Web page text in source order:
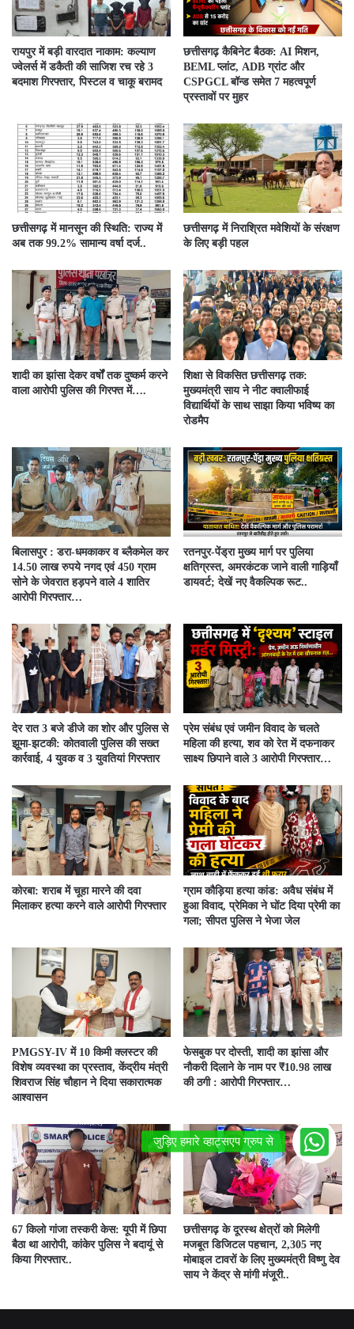
रायपुर में बड़ी वारदात नाकाम: कल्याण
ज्वेलर्स में डकैती की साजिश रच रहे 3
बदमाश गिरफ्तार, पिस्टल व चाकू बरामद
छत्तीसगढ़ कैबिनेट बैठक: AI मिशन,
BEML प्लांट, ADB ग्रांट और
CSPGCL बॉन्ड समेत 7 महत्वपूर्ण
प्रस्तावों पर मुहर
छत्तीसगढ़ में मानसून की स्थिति: राज्य में
अब तक 99.2% सामान्य वर्षा दर्ज..
छत्तीसगढ़ में निराश्रित मवेशियों के संरक्षण
के लिए बड़ी पहल
शादी का झांसा देकर वर्षों तक दुष्कर्म करने
वाला आरोपी पुलिस की गिरफ्त में….
शिक्षा से विकसित छत्तीसगढ़ तक:
मुख्यमंत्री साय ने नीट क्वालीफाई
विद्यार्थियों के साथ साझा किया भविष्य का
रोडमैप
बिलासपुर : डरा-धमकाकर व ब्लैकमेल कर
14.50 लाख रुपये नगद एवं 450 ग्राम
सोने के जेवरात हड़पने वाले 4 शातिर
आरोपी गिरफ्तार…
रतनपुर-पेंड्रा मुख्य मार्ग पर पुलिया
क्षतिग्रस्त, अमरकंटक जाने वाली गाड़ियाँ
डायवर्ट; देखें नए वैकल्पिक रूट..
देर रात 3 बजे डीजे का शोर और पुलिस से
झूमा-झटकी: कोतवाली पुलिस की सख्त
कार्रवाई, 4 युवक व 3 युवतियां गिरफ्तार
प्रेम संबंध एवं जमीन विवाद के चलते
महिला की हत्या, शव को रेत में दफनाकर
साक्ष्य छिपाने वाले 3 आरोपी गिरफ्तार…
कोरबा: शराब में चूहा मारने की दवा
मिलाकर हत्या करने वाले आरोपी गिरफ्तार
ग्राम कौड़िया हत्या कांड: अवैध संबंध में
हुआ विवाद, प्रेमिका ने घोंट दिया प्रेमी का
गला; सीपत पुलिस ने भेजा जेल
PMGSY-IV में 10 किमी क्लस्टर की
विशेष व्यवस्था का प्रस्ताव, केंद्रीय मंत्री
शिवराज सिंह चौहान ने दिया सकारात्मक
आश्वासन
फेसबुक पर दोस्ती, शादी का झांसा और
नौकरी दिलाने के नाम पर ₹10.98 लाख
की ठगी : आरोपी गिरफ्तार…
67 किलो गांजा तस्करी केस: यूपी में छिपा
बैठा था आरोपी, कांकेर पुलिस ने बदायूं से
किया गिरफ्तार..
छत्तीसगढ़ के दूरस्थ क्षेत्रों को मिलेगी
मजबूत डिजिटल पहचान, 2,305 नए
मोबाइल टावरों के लिए मुख्यमंत्री विष्णु देव
साय ने केंद्र से मांगी मंजूरी..